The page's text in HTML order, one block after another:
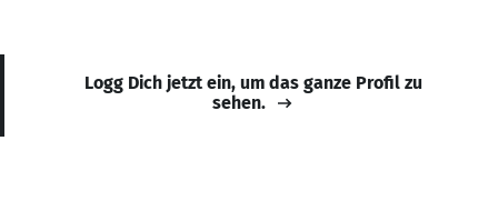
Logg Dich jetzt ein, um das ganze Profil zu
sehen.